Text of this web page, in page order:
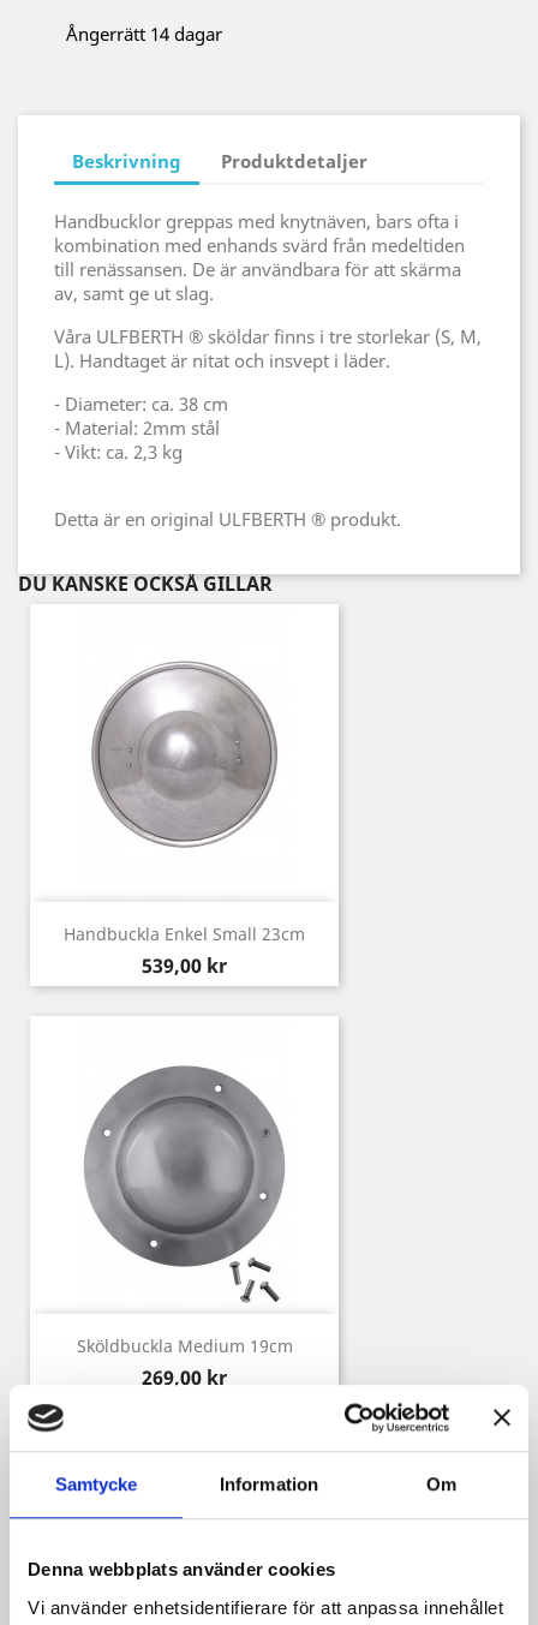
Samtycke Information Om
Denna webbplats använder cookies
Vi använder enhetsidentifierare för att anpassa innehållet
Ångerrätt 14 dagar
Beskrivning Produktdetaljer
Handbucklor greppas med knytnäven, bars ofta i
kombination med enhands svärd från medeltiden
till renässansen. De är användbara för att skärma
av, samt ge ut slag.
Våra ULFBERTH ® sköldar finns i tre storlekar (S, M,
L). Handtaget är nitat och insvept i läder.
- Diameter: ca. 38 cm
- Material: 2mm stål
- Vikt: ca. 2,3 kg
Detta är en original ULFBERTH ® produkt.
DU KANSKE OCKSÅ GILLAR
Handbuckla Enkel Small 23cm
Pris
539,00 kr
Sköldbuckla Medium 19cm
Pris
269,00 kr
Kunder som köpt denna produkt köpte
också: